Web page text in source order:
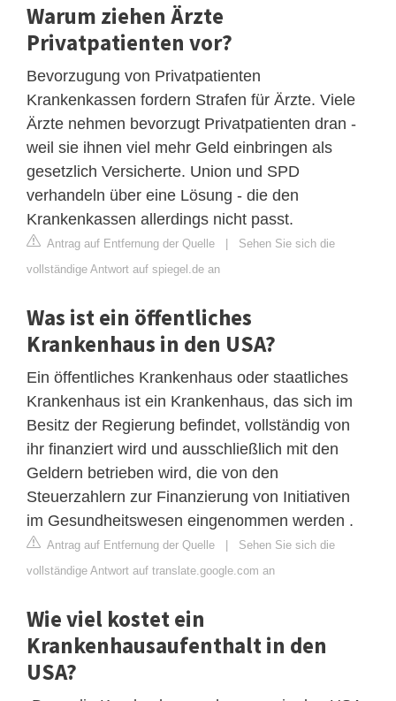
Warum ziehen Ärzte
Privatpatienten vor?
Bevorzugung von Privatpatienten
Krankenkassen fordern Strafen für Ärzte. Viele
Ärzte nehmen bevorzugt Privatpatienten dran -
weil sie ihnen viel mehr Geld einbringen als
gesetzlich Versicherte. Union und SPD
verhandeln über eine Lösung - die den
Krankenkassen allerdings nicht passt.
Antrag auf Entfernung der Quelle | Sehen Sie sich die
vollständige Antwort auf spiegel.de an
Was ist ein öffentliches
Krankenhaus in den USA?
Ein öffentliches Krankenhaus oder staatliches
Krankenhaus ist ein Krankenhaus, das sich im
Besitz der Regierung befindet, vollständig von
ihr finanziert wird und ausschließlich mit den
Geldern betrieben wird, die von den
Steuerzahlern zur Finanzierung von Initiativen
im Gesundheitswesen eingenommen werden .
Antrag auf Entfernung der Quelle | Sehen Sie sich die
vollständige Antwort auf translate.google.com an
Wie viel kostet ein
Krankenhausaufenthalt in den
USA?